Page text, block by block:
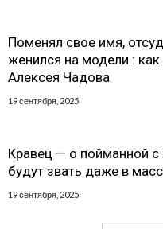
Поменял свое имя,
женился на модели :
Алексея Чадова
19 сентября, 2025
Кравец — о пойманной
будут звать даже в
19 сентября, 2025